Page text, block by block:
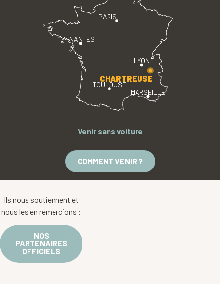
PARIS
LYON
TOULOUSE
MARSEILLE
NANTES
CHARTREUSE
Venir sans voiture
COMMENT VENIR ?
Ils nous soutiennent et
nous les en remercions :
NOS
PARTENAIRES
OFFICIELS